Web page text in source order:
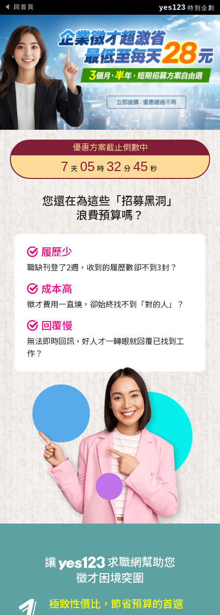
回首頁 yes123 特別企劃
優惠方案截止倒數中
7 天 05 時 32 分 44 秒
您還在為這些「招募黑洞」
浪費預算嗎？
履歷少
職缺刊登了2週，收到的履歷數卻不到3封？
成本高
徵才費用一直燒，卻始終找不到「對的人」？
回覆慢
無法即時回訊，好人才一轉眼就回覆已找到工
作？
讓
求職網幫助您
徵才困境突圍
極致性價比，節省預算的首選